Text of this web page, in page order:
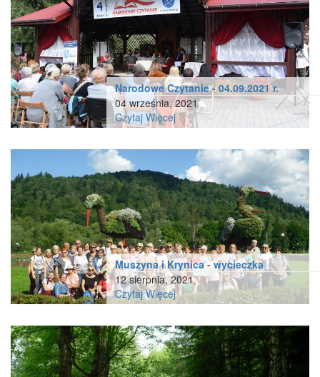
Narodowe Czytanie - 04.09.2021 r.
04 września, 2021
Czytaj Więcej
Muszyna i Krynica - wycieczka
12 sierpnia, 2021
Czytaj Więcej